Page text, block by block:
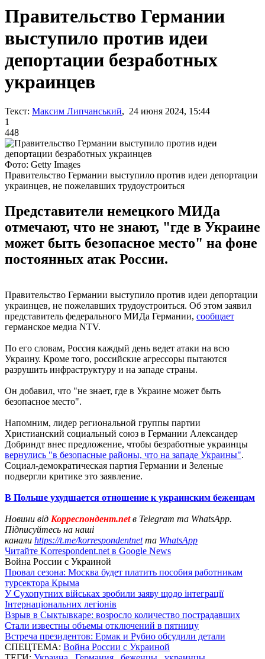
Правительство Германии
выступило против идеи
депортации безработных
украинцев
Текст: Максим Липчанський, 24 июня 2024, 15:44
1
448
Фото: Getty Images
Правительство Германии выступило против идеи депортации
украинцев, не пожелавших трудоустроиться
Представители немецкого МИДа
отмечают, что не знают, "где в Украине
может быть безопасное место" на фоне
постоянных атак России.
Правительство Германии выступило против идеи депортации
украинцев, не пожелавших трудоустроиться. Об этом заявил
представитель федерального МИДа Германии, сообщает
германское медиа NTV.
По его словам, Россия каждый день ведет атаки на всю
Украину. Кроме того, российские агрессоры пытаются
разрушить инфраструктуру и на западе страны.
Он добавил, что "не знает, где в Украине может быть
безопасное место".
Напомним, лидер региональной группы партии
Христианский социальный союз в Германии Александер
Добриндт внес предложение, чтобы безработные украинцы
вернулись "в безопасные районы, что на западе Украины".
Социал-демократическая партия Германии и Зеленые
подвергли критике это заявление.
В Польше ухудшается отношение к украинским беженцам
Новини від Корреспондент.netв Telegram та WhatsApp.
Підписуйтесь на наші
канали https://t.me/korrespondentnetта WhatsApp
Читайте Korrespondent.net в Google News
Война России с Украиной
Провал сезона: Москва будет платить пособия работникам
турсектора Крыма
У Сухопутних військах зробили заяву щодо інтеграції
Інтернаціональних легіонів
Взрыв в Сыктывкаре: возросло количество пострадавших
Стали известны объемы отключений в пятницу
Встреча президентов: Ермак и Рубио обсудили детали
СПЕЦТЕМА: Война России с Украиной